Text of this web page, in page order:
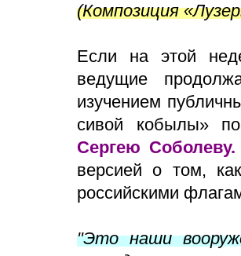
(Композиция
Если на этой
ведущие
изучением
сивой кобылы»
Сергею Соболеву.
версией о том,
российскими
"Это наши